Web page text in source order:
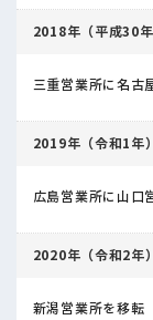
2018年（平成30
三重営業所に名古
2019年（令和1年
広島営業所に山口
2020年（令和2年
新潟営業所を移転